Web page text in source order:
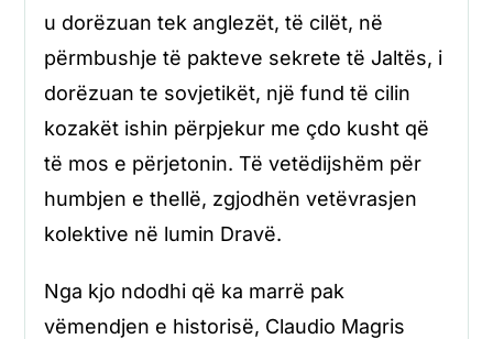
u dorëzuan tek anglezët, të cilët, në
përmbushje të pakteve sekrete të Jaltës, i
dorëzuan te sovjetikët, një fund të cilin
kozakët ishin përpjekur me çdo kusht që
të mos e përjetonin. Të vetëdijshëm për
humbjen e thellë, zgjodhën vetëvrasjen
kolektive në lumin Dravë.
Nga kjo ndodhi që ka marrë pak
vëmendjen e historisë, Claudio Magris